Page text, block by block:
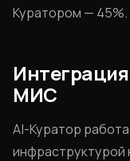
Куратором — 45%.
МИС
AI-Куратор
инфраструктурой